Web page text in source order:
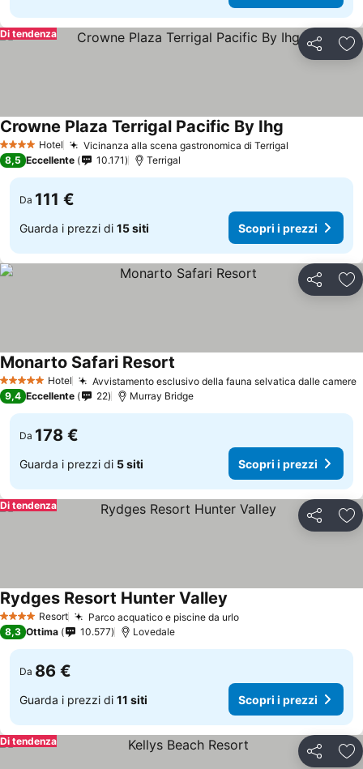
Condividi
Di tendenza
4 Stelle Hotel Vicinanza alla scena gastronomica di Terrigal
Crowne Plaza Terrigal Pacific By Ihg
8,5 Eccellente 10.171 Terrigal
Da 111 €
Guarda i prezzi di 15 siti Scopri i prezzi
Condividi
5 Stelle Hotel Avvistamento esclusivo della fauna selvatica dalle camere
Monarto Safari Resort
9,4 Eccellente 22 Murray Bridge
Da 178 €
Guarda i prezzi di 5 siti Scopri i prezzi
Condividi
Di tendenza
4 Stelle Resort Parco acquatico e piscine da urlo
Rydges Resort Hunter Valley
8,3 Ottima 10.577 Lovedale
Da 86 €
Guarda i prezzi di 11 siti Scopri i prezzi
Condividi
Di tendenza